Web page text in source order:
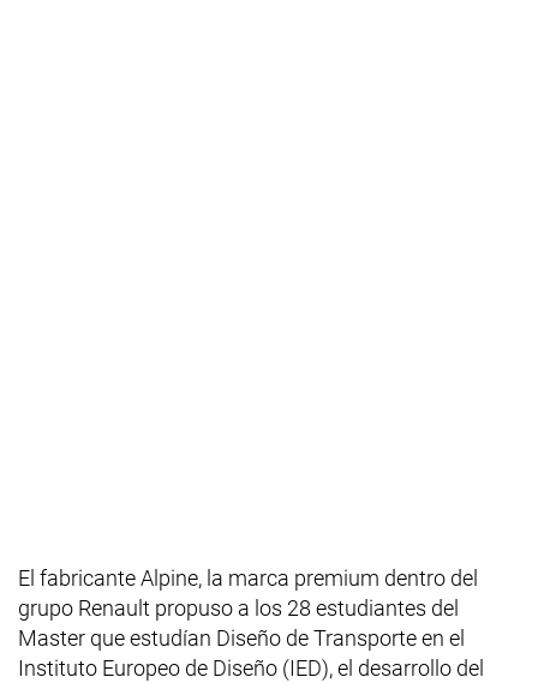
El fabricante Alpine, la marca premium dentro del
grupo Renault propuso a los 28 estudiantes del
Master que estudían Diseño de Transporte en el
Instituto Europeo de Diseño (IED), el desarrollo del